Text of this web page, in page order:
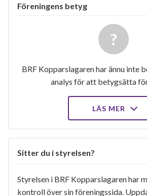
Föreningens betyg
BRF Kopparslagaren har ännu inte
analys för att betygsätta
LÄS MER
Sitter du i styrelsen?
Styrelsen i BRF Kopparslagaren har
kontroll över sin föreningssida.